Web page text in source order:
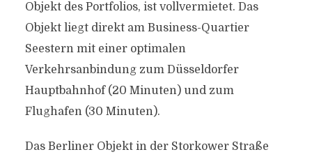
Objekt des Portfolios, ist vollvermietet. Das
Objekt liegt direkt am Business-Quartier
Seestern mit einer optimalen
Verkehrsanbindung zum Düsseldorfer
Hauptbahnhof (20 Minuten) und zum
Flughafen (30 Minuten).
Das Berliner Objekt in der Storkower Straße